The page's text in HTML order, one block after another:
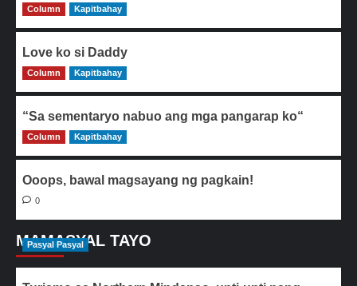
0
Column Kapitbahay
Love ko si Daddy
0
Column Kapitbahay
“Sa sementaryo nabuo ang mga pangarap ko“
0
Column Kapitbahay
Ooops, bawal magsayang ng pagkain!
0
MAMASYAL TAYO
Pasyal Pasyal